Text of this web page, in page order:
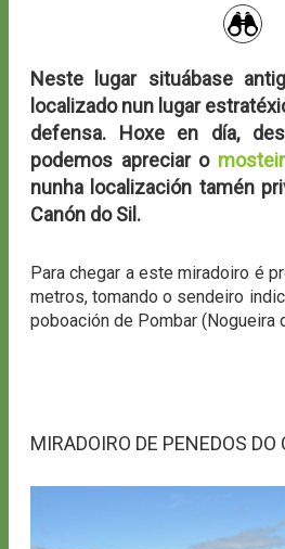
Neste lugar situábase
localizado nun lugar
defensa. Hoxe en día,
podemos apreciar o
nunha localización tamén
Canón do Sil.
Para chegar a este miradoiro é
metros, tomando o sendeiro
poboación de Pombar (Nogueira
MIRADOIRO DE PENEDOS DO